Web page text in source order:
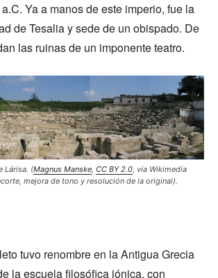
Ya a manos de este imperio, fue la
de Tesalia y sede de un obispado. De
las ruinas de un imponente teatro.
Lárisa. (Magnus Manske, CC BY 2.0, vía Wikimedia
mejora de tono y resolución de la original).
tuvo renombre en la Antigua Grecia
la escuela filosófica jónica, con